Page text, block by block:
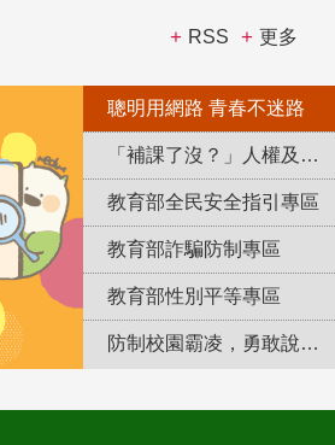
RSS 更多
聰明用網路 青春不迷路
「補課了沒？」人權及轉型正義教育專區
教育部全民安全指引專區
教育部詐騙防制專區
教育部性別平等專區
防制校園霸凌，勇敢說出來！